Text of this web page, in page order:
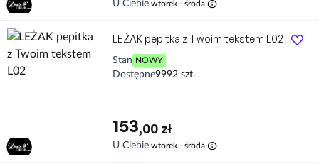
U Ciebie wtorek - środa info
LEŻAK pepitka z Twoim tekstem L02
Stan NOWY
Dostępne9992 szt.
153,00 zł
U Ciebie wtorek - środa info